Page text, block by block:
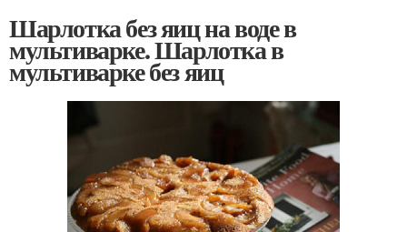
Шарлотка без яиц на воде в
мультиварке. Шарлотка в
мультиварке без яиц